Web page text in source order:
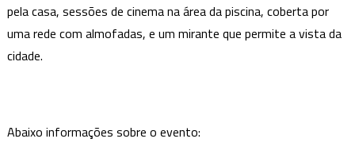
pela casa, sessões de cinema na área da piscina, coberta por
uma rede com almofadas, e um mirante que permite a vista da
cidade.
Abaixo informações sobre o evento: